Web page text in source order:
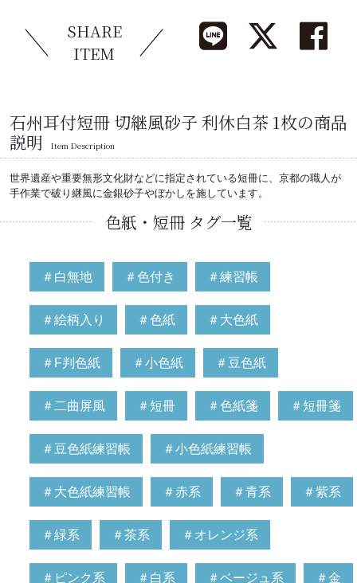
SHARE
ITEM
石州耳付短冊 切継風砂子 利休白茶 1枚の商品
説明
Item Description
世界遺産や重要無形文化財などに指定されている短冊に、京都の職人が
手作業で破り継風に金銀砂子やぼかしを施しています。
色紙・短冊 タグ一覧
＃白無地 ＃色付き ＃練習帳
＃絵柄入り ＃色紙 ＃大色紙
＃F判色紙 ＃小色紙 ＃豆色紙
＃二曲屏風 ＃短冊 ＃色紙箋 ＃短冊箋
＃豆色紙練習帳 ＃小色紙練習帳
＃大色紙練習帳 ＃赤系 ＃青系 ＃紫系
＃緑系 ＃茶系 ＃オレンジ系
＃ピンク系 ＃白系 ＃ベージュ系 ＃金